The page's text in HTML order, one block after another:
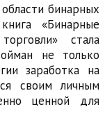
бинарных
«Бинарные
стала
не только
заработка на
своим личным
ценной для